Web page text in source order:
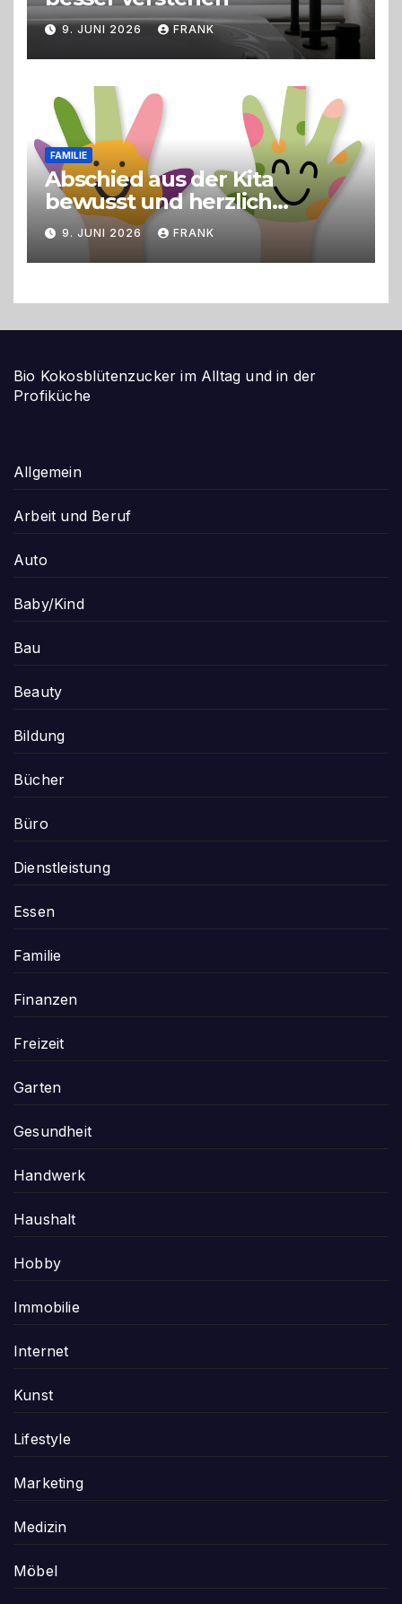
9. JUNI 2026 FRANK
FAMILIE
Abschied aus der Kita
bewusst und herzlich
gestalten
9. JUNI 2026 FRANK
Bio Kokosblütenzucker im Alltag und in der
Profiküche
Allgemein
Arbeit und Beruf
Auto
Baby/Kind
Bau
Beauty
Bildung
Bücher
Büro
Dienstleistung
Essen
Familie
Finanzen
Freizeit
Garten
Gesundheit
Handwerk
Haushalt
Hobby
Immobilie
Internet
Kunst
Lifestyle
Marketing
Medizin
Möbel